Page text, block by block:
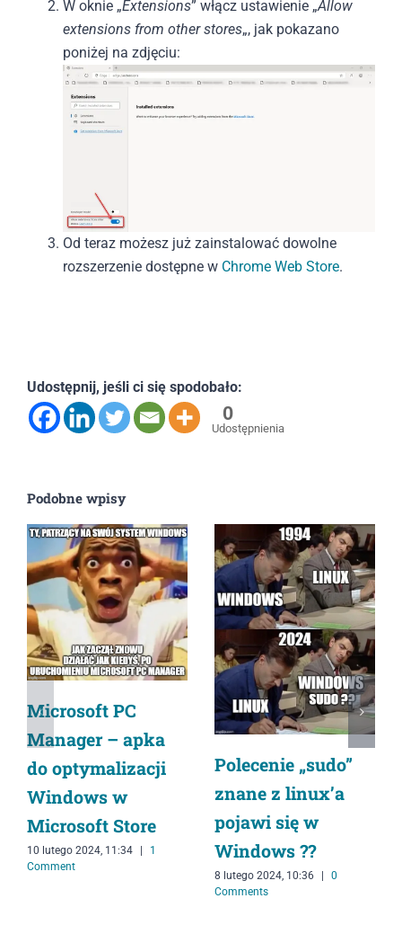
W oknie „Extensions” włącz ustawienie „Allow
extensions from other stores„, jak pokazano
poniżej na zdjęciu:
Od teraz możesz już zainstalować dowolne
rozszerzenie dostępne w Chrome Web Store.
Udostępnij, jeśli ci się spodobało:
0
Udostępnienia
Podobne wpisy
Microsoft PC
Manager – apka
do optymalizacji
Windows w
Microsoft Store
10 lutego 2024, 11:34 |
1
Comment
Polecenie „sudo”
znane z linux’a
pojawi się w
Windows ??
8 lutego 2024, 10:36 |
0
Comments